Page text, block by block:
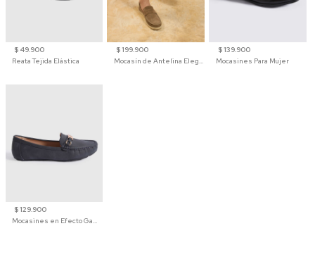
$ 49.900
Reata Tejida Elástica
$ 199.900
Mocasín de Antelina Elegante con Suela de Contraste Para Hombre
$ 139.900
Mocasines Para Mujer
$ 129.900
Mocasines en Efecto Gamuzado Para Mujer